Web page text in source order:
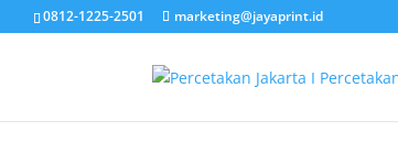
0812-1225-2501 marketing@jayaprint.id